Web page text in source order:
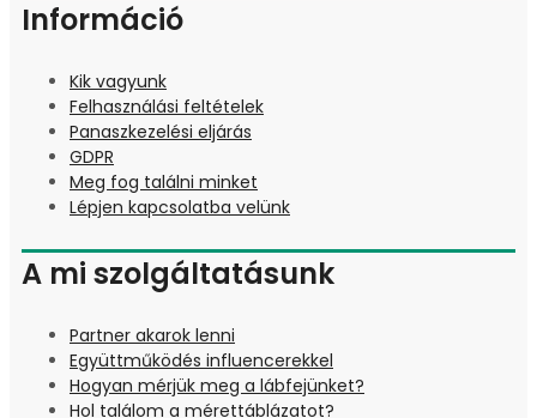
Információ
Kik vagyunk
Felhasználási feltételek
Panaszkezelési eljárás
GDPR
Meg fog találni minket
Lépjen kapcsolatba velünk
A mi szolgáltatásunk
Partner akarok lenni
Együttműködés influencerekkel
Hogyan mérjük meg a lábfejünket?
Hol találom a mérettáblázatot?